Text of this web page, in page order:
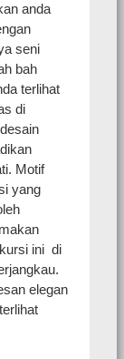
anda
seni
bah
terlihat
di
Motif
yang
ini di
elegan